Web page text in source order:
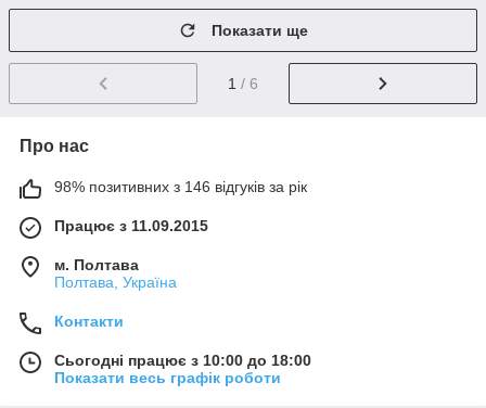
Показати ще
1 / 6
Про нас
98% позитивних з 146 відгуків за рік
Працює з 11.09.2015
м. Полтава
Полтава, Україна
Контакти
Сьогодні працює з 10:00 до 18:00
Показати весь графік роботи